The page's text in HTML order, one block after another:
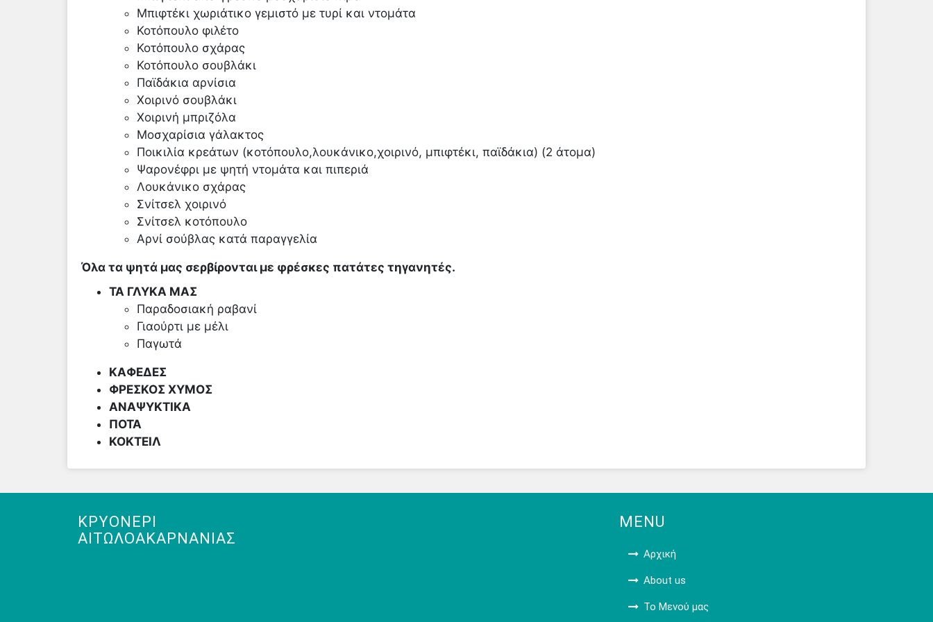
Μπιφτέκι χωριάτικο γεμιστό με τυρί και ντομάτα
Κοτόπουλο φιλέτο
Κοτόπουλο σχάρας
Κοτόπουλο σουβλάκι
Παϊδάκια αρνίσια
Χοιρινό σουβλάκι
Χοιρινή μπριζόλα
Μοσχαρίσια γάλακτος
Ποικιλία κρεάτων (κοτόπουλο,λουκάνικο,χοιρινό, μπιφτέκι, παϊδάκια) (2 άτομα)
Ψαρονέφρι με ψητή ντομάτα και πιπεριά
Λουκάνικο σχάρας
Σνίτσελ χοιρινό
Σνίτσελ κοτόπουλο
Αρνί σούβλας κατά παραγγελία
Όλα τα ψητά μας σερβίρονται με φρέσκες πατάτες τηγανητές.
ΤΑ ΓΛΥΚΑ ΜΑΣ
Παραδοσιακή ραβανί
Γιαούρτι με μέλι
Παγωτά
ΚΑΦΕΔΕΣ
ΦΡΕΣΚΟΣ ΧΥΜΟΣ
ΑΝΑΨΥΚΤΙΚΑ
ΠΟΤΑ
ΚΟΚΤΕΙΛ
ΚΡΥΟΝΈΡΙ
ΑΙΤΩΛΟΑΚΑΡΝΑΝΊΑΣ
MENU
Αρχική
About us
Το Μενού μας